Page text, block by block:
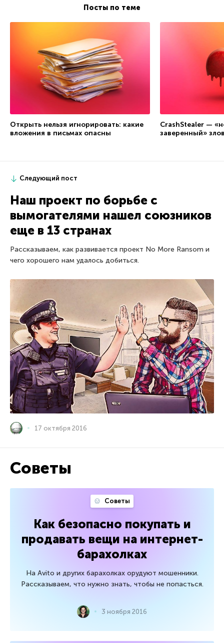
Посты по теме
Открыть нельзя игнорировать: какие
вложения в письмах опасны
CrashStealer —
заверенный»
Следующий пост
Наш проект по борьбе с
вымогателями нашел союзников
еще в 13 странах
Рассказываем, как развивается проект No More Ransom и
чего хорошего нам удалось добиться.
17 октября 2016
Советы
Советы
Как безопасно покупать и
продавать вещи на интернет-
барахолках
На Avito и других барахолках орудуют мошенники.
Рассказываем, что нужно знать, чтобы не попасться.
3 ноября 2016